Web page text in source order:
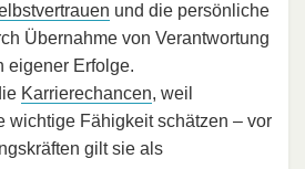
und die persönliche
Übernahme von Verantwortung
eigener Erfolge.
Karrierechancen, weil
wichtige Fähigkeit schätzen – vor
gilt sie als